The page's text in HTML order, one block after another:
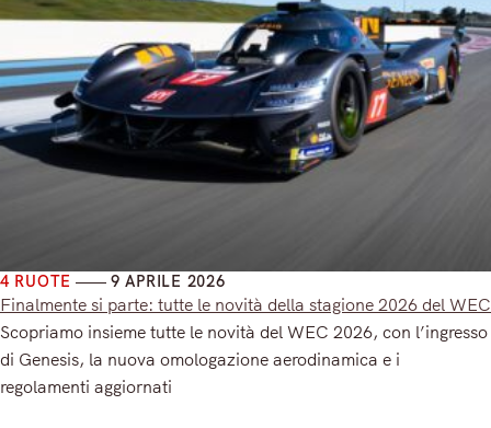
4 RUOTE 9 APRILE 2026
Finalmente si parte: tutte le novità della stagione 2026 del WEC
Scopriamo insieme tutte le novità del WEC 2026, con l’ingresso
di Genesis, la nuova omologazione aerodinamica e i
regolamenti aggiornati